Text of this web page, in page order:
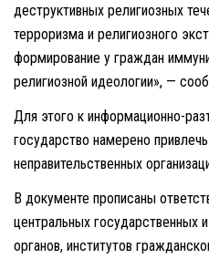
деструктивных религиозных
терроризма и религиозного
формирование у граждан
религиозной идеологии», —
Для этого к информационно-
государство намерено
неправительственных
В документе прописаны
центральных государственных
органов, институтов